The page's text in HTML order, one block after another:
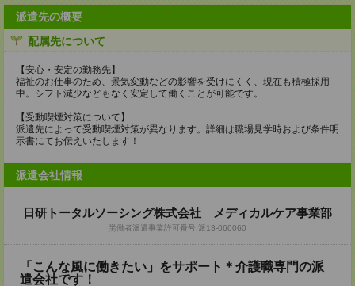
派遣先の概要
配属先について
【安心・安定の勤務先】
福祉のお仕事のため、景気変動などの影響を受けにくく、現在も積極採用
中。シフト減少などもなく安定して働くことが可能です。
【受動喫煙対策について】
派遣先によって受動喫煙対策が異なります。詳細は職場見学時および条件明
示書にてお伝えいたします！
派遣会社情報
日研トータルソーシング株式会社 メディカルケア事業部
労働者派遣事業許可番号:派13-060060
「こんな風に働きたい」をサポート＊介護職専門の派
遣会社です！